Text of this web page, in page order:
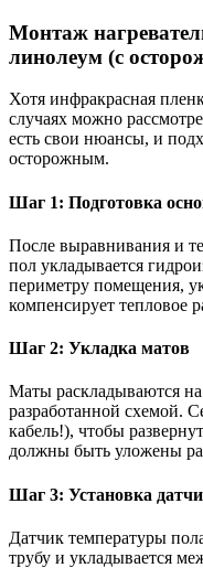
Монтаж
линолеум (с
Хотя инфракрасная
случаях можно
есть свои нюансы, и
осторожным.
Шаг 1: Подготовка
После выравнивания и
пол укладывается
периметру помещения,
компенсирует тепловое
Шаг 2: Укладка матов
Маты раскладываются на
разработанной схемой.
кабель!), чтобы
должны быть уложены
Шаг 3: Установка
Датчик температуры
трубу и укладывается